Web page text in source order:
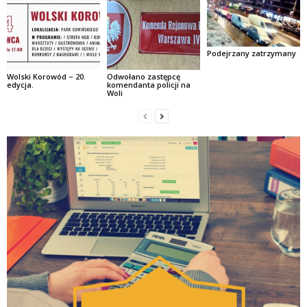
Wolski Korowód – 20.
edycja.
Odwołano zastępcę
komendanta policji na
Woli
Podejrzany zatrzymany